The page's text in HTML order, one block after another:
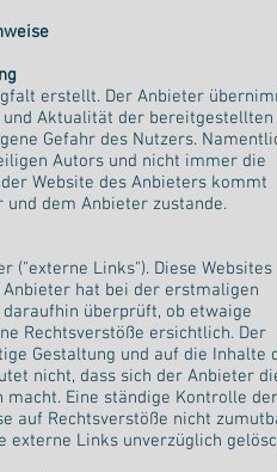
erstellt. Der Anbieter
Aktualität der bereitgestellten
Gefahr des Nutzers.
Autors und nicht immer die
Website des Anbieters kommt
dem Anbieter zustande.
("externe Links"). Diese Websites
hat bei der erstmaligen
überprüft, ob etwaige
Rechtsverstöße ersichtlich. Der
Gestaltung und auf die Inhalte
nicht, dass sich der Anbieter
Eine ständige Kontrolle der
auf Rechtsverstöße nicht
externe Links unverzüglich